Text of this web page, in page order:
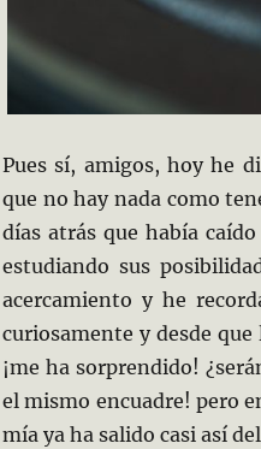
Pues sí, amigos, hoy he
que no hay nada como
días atrás que había
estudiando sus
acercamiento y he
curiosamente y desde
¡me ha sorprendido!
el mismo encuadre! pero
mía ya ha salido casi así